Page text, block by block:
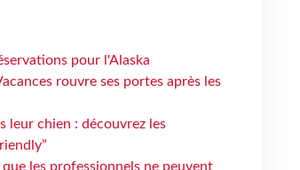
pour l'Alaska
rouvre ses portes après les
leur chien : découvrez les
les professionnels ne peuvent